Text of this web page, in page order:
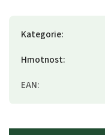
Kategorie:
Hmotnost:
EAN: